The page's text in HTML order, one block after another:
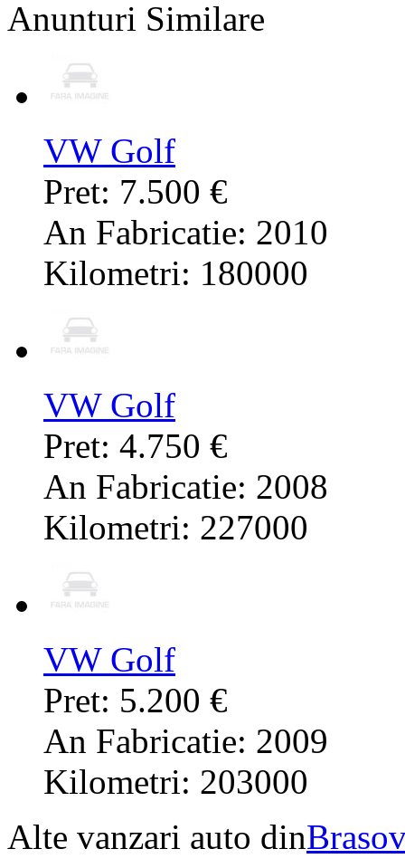
Anunturi Similare
VW Golf
Pret: 7.500 €
An Fabricatie: 2010
Kilometri: 180000
VW Golf
Pret: 4.750 €
An Fabricatie: 2008
Kilometri: 227000
VW Golf
Pret: 5.200 €
An Fabricatie: 2009
Kilometri: 203000
Alte vanzari auto din